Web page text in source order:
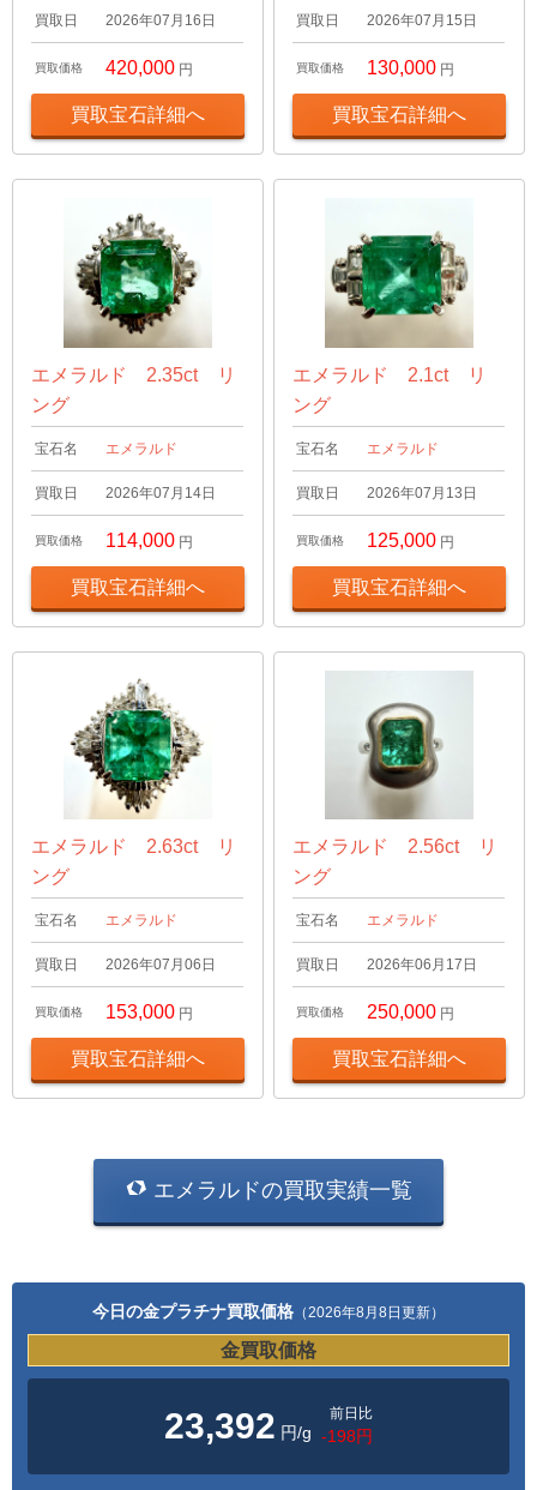
買取日 2026年07月16日
買取価格 420,000 円
買取宝石詳細へ
買取日 2026年07月15日
買取価格 130,000 円
買取宝石詳細へ
エメラルド 2.35ct リ
ング
宝石名 エメラルド
買取日 2026年07月14日
買取価格 114,000 円
買取宝石詳細へ
エメラルド 2.1ct リ
ング
宝石名 エメラルド
買取日 2026年07月13日
買取価格 125,000 円
買取宝石詳細へ
エメラルド 2.63ct リ
ング
宝石名 エメラルド
買取日 2026年07月06日
買取価格 153,000 円
買取宝石詳細へ
エメラルド 2.56ct リ
ング
宝石名 エメラルド
買取日 2026年06月17日
買取価格 250,000 円
買取宝石詳細へ
エメラルドの買取実績一覧
今日の金プラチナ買取価格 （2026年8月8日更新）
金買取価格
23,392 円/g
前日比
-198円